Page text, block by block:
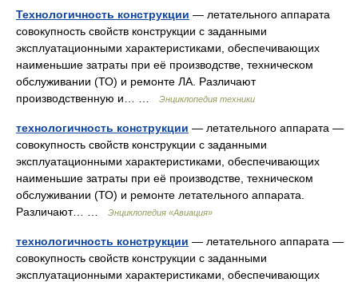
Технологичность конструкции — летательного аппарата
совокупность свойств конструкции с заданными
эксплуатационными характеристиками, обеспечивающих
наименьшие затраты при её производстве, техническом
обслуживании (ТО) и ремонте ЛА. Различают
производственную и… …
Энциклопедия техники
технологичность конструкции — летательного аппарата —
совокупность свойств конструкции с заданными
эксплуатационными характеристиками, обеспечивающих
наименьшие затраты при её производстве, техническом
обслуживании (ТО) и ремонте летательного аппарата.
Различают… …
Энциклопедия «Авиация»
технологичность конструкции — летательного аппарата —
совокупность свойств конструкции с заданными
эксплуатационными характеристиками, обеспечивающих